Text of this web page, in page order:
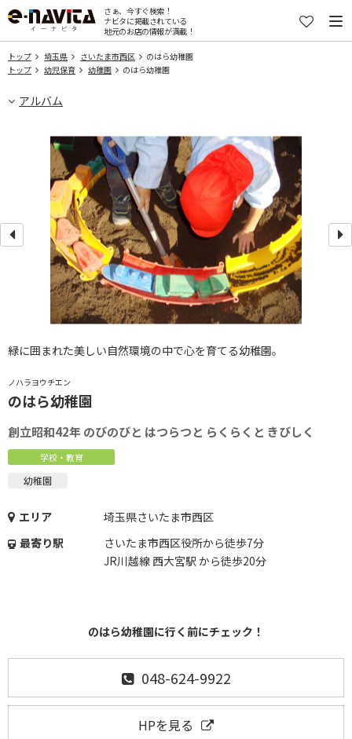
さぁ、今すぐ検索！
ナビタに掲載されている
地元のお店の情報が満載！
トップ 埼玉県 さいたま市西区
のはら幼稚園
トップ
幼児保育 幼稚園 のはら幼稚園
アルバム
ノハラヨウチエン
のはら幼稚園
創立昭和42年 のびのびと はつらつと らくらくと きびしく
学校・教育
幼稚園
エリア
埼玉県さいたま市西区
最寄り駅
さいたま市西区役所から徒歩7分
JR川越線 西大宮駅 から徒歩20分
のはら幼稚園に行く前にチェック！
048-624-9922
HPを見る
緑に囲まれた美しい自然環境の中で心を育てる幼稚園。